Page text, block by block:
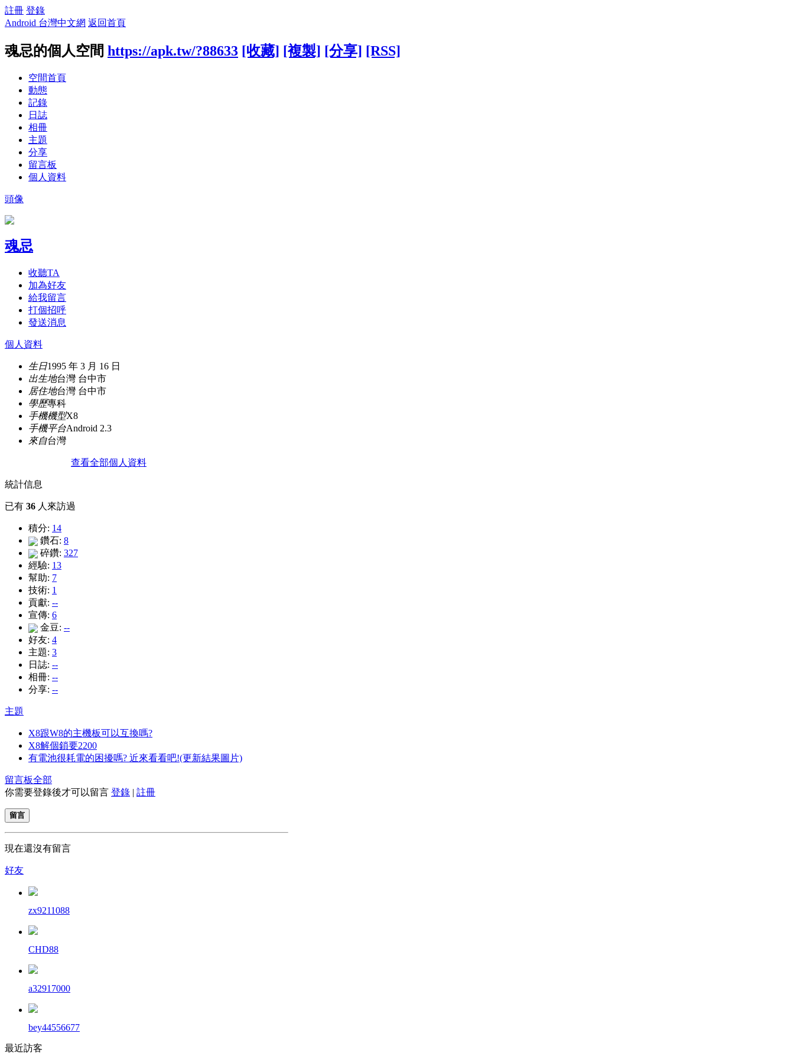
註冊 登錄
Android 台灣中文網 返回首頁
魂忌的個人空間 https://apk.tw/?88633 [收藏] [複製] [分享] [RSS]
空間首頁
動態
記錄
日誌
相冊
主題
分享
留言板
個人資料
頭像
魂忌
收聽TA
加為好友
給我留言
打個招呼
發送消息
個人資料
生日1995 年 3 月 16 日
出生地台灣 台中市
居住地台灣 台中市
學歷專科
手機機型X8
手機平台Android 2.3
來自台灣
查看全部個人資料
統計信息
已有 36 人來訪過
積分: 14
鑽石: 8
碎鑽: 327
經驗: 13
幫助: 7
技術: 1
貢獻: --
宣傳: 6
金豆: --
好友: 4
主題: 3
日誌: --
相冊: --
分享: --
主題
X8跟W8的主機板可以互換嗎?
X8解個鎖要2200
有電池很耗電的困擾嗎? 近來看看吧!(更新結果圖片)
留言板全部
你需要登錄後才可以留言 登錄 | 註冊
留言
現在還沒有留言
好友
zx9211088
CHD88
a32917000
bey44556677
最近訪客